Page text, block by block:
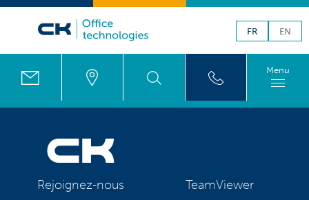
FR EN
Menu
/
Rejoignez-nous TeamViewer